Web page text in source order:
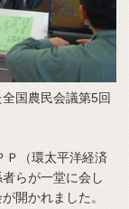
国農民会議第5回
Ｐ（環太平洋経済
らが一堂に会し
開かれました。